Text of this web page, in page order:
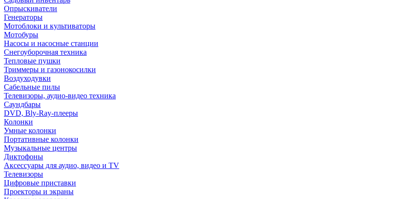
Опрыскиватели
Генераторы
Мотоблоки и культиваторы
Мотобуры
Насосы и насосные станции
Снегоуборочная техника
Тепловые пушки
Триммеры и газонокосилки
Воздуходувки
Сабельные пилы
Телевизоры, аудио-видео техника
Саундбары
DVD, Bly-Ray-плееры
Колонки
Умные колонки
Портативные колонки
Музыкальные центры
Диктофоны
Аксессуары для аудио, видео и TV
Телевизоры
Цифровые приставки
Проекторы и экраны